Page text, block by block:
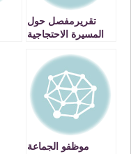
تقريرمفصل حول
المسيرة الاحتجاجية
يوليوز 2011
موظفو الجماعة